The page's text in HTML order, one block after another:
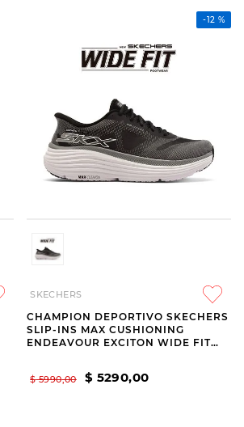
-12 %
SKECHERS
CHAMPION DEPORTIVO SKECHERS
SLIP-INS MAX CUSHIONING
ENDEAVOUR EXCITON WIDE FIT
$ 5990,00 $ 5290,00